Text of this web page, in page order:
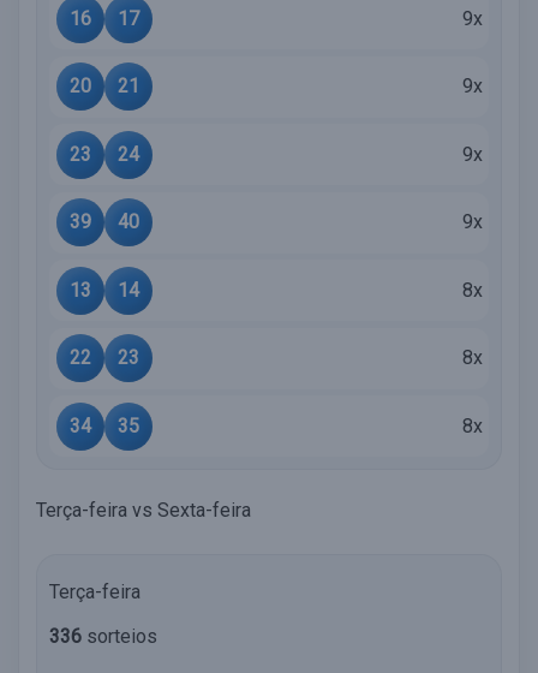
16 17 9x
20 21 9x
23 24 9x
39 40 9x
13 14 8x
22 23 8x
34 35 8x
Terça-feira vs Sexta-feira
Terça-feira
336 sorteios